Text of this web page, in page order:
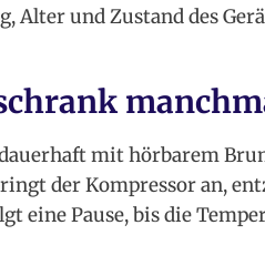
Alter und Zustand des
mit hörbarem
der Kompressor an,
eine Pause, bis die